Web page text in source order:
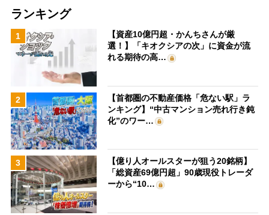
ランキング
1
【資産10億円超・かんちさんが厳
選！】「キオクシアの次」に資金が流
れる期待の高…
2
【首都圏の不動産価格「危ない駅」ラ
ンキング】“中古マンション売れ行き鈍
化”のワー…
3
【億り人オールスターが狙う20銘柄】
「総資産69億円超」90歳現役トレーダ
ーから“10…